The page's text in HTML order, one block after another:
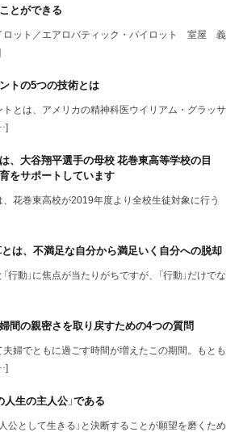
とができる
ロット／エアロバティック・パイロット 室屋 義
トの5つの技術とは
トとは、アメリカの精神科医ウイリアム・グラッサ
、大谷翔平選手の母校 花巻東高等学校の目
をサポートしています
花巻東高校が2019年度より全校生徒対象に行う
は、不満足な自分から満足いく自分への脱却
行動」に焦点が当たりがちですが、「行動」だけでな
間の親密さを取り戻すための4つの質問
婦でともに過ごす時間が増えたこの期間。もとも
人生の主人公」である
公として生きる」と決断することが願望を磨くため